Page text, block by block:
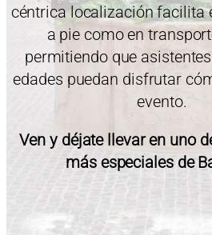
céntrica localización facilita
a pie como en
permitiendo que
edades puedan disfrutar
evento.
Ven y déjate llevar en uno
más especiales de